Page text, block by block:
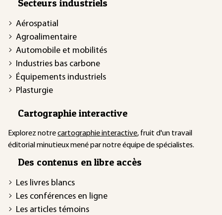
Secteurs industriels
Aérospatial
Agroalimentaire
Automobile et mobilités
Industries bas carbone
Équipements industriels
Plasturgie
Cartographie interactive
Explorez notrecartographie interactive, fruit d'un travail
éditorial minutieux mené par notre équipe de spécialistes.
Des contenus en libre accès
Les livres blancs
Les conférences en ligne
Les articles témoins